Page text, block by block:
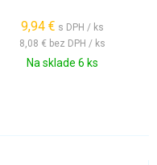
9,94 € s DPH / ks
8,08 € bez DPH / ks
Na sklade 6 ks